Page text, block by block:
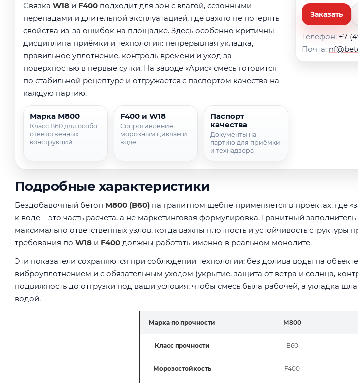
Связка W18 и F400 подходит для зон с влагой, сезонными
перепадами и длительной эксплуатацией, где важно не потерять
свойства из-за ошибок на площадке. Здесь особенно критичны
дисциплина приёмки и технология: непрерывная укладка,
правильное уплотнение, контроль времени и уход за
поверхностью в первые сутки. На заводе «Арис» смесь готовится
по стабильной рецептуре и отгружается с паспортом качества на
каждую партию.
Марка М800
Класс В60 для особо
ответственных
конструкций
F400 и W18
Сопротивление
морозным циклам и
воде
Паспорт
качества
Документы на
партию для приёмки
и технадзора
Заказать
Телефон: +7
Почта:
Подробные характеристики
Бездобавочный бетон М800 (В60) на гранитном щебне применяется в проектах, где
к воде – это часть расчёта, а не маркетинговая формулировка. Гранитный
максимально ответственных узлов, когда важны плотность и устойчивость структуры
требования по W18 и F400 должны работать именно в реальном монолите.
Эти показатели сохраняются при соблюдении технологии: без долива воды на
виброуплотнением и с обязательным уходом (укрытие, защита от ветра и солнца,
подвижность до отгрузки под ваши условия, чтобы смесь была рабочей, а укладка
водой.
Марка по прочности М800
Класс прочности В60
Морозостойкость F400